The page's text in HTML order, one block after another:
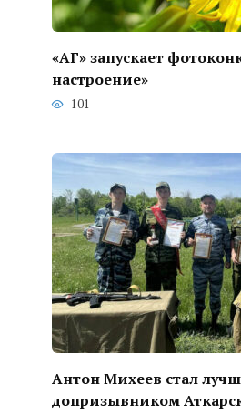
«АГ» запускает
настроение»
101
Антон Михеев стал
допризывником